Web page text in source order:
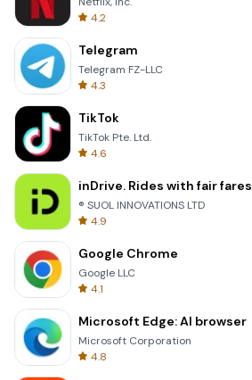
4.2
Telegram
Telegram FZ-LLC
4.3
TikTok
TikTok Pte. Ltd.
4.6
inDrive. Rides with fair fares
® SUOL INNOVATIONS LTD
4.9
Google Chrome
Google LLC
4.1
Microsoft Edge: AI browser
Microsoft Corporation
4.8